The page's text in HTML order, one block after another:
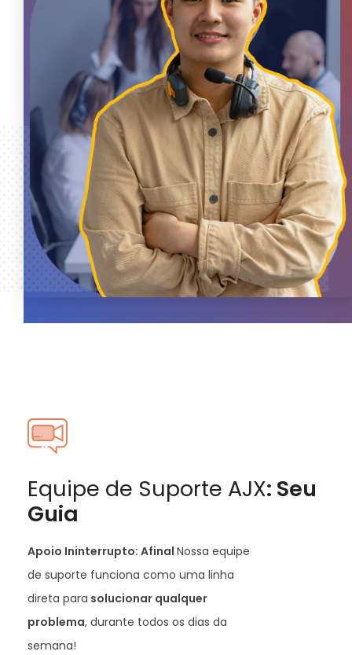
Equipe de Suporte AJX: Seu
Guia
Apoio Ininterrupto: Afinal Nossa equipe
de suporte funciona como uma linha
direta para solucionar qualquer
problema, durante todos os dias da
semana!